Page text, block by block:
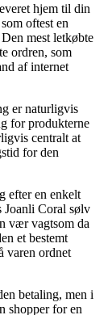
hjem til din
oftest en
mest letkøbte
ordren, som
af internet
er naturligvis
for produkterne
centralt at
for den
efter en enkelt
Joanli Coral sølv
vær vagtsom da
et bestemt
varen ordnet
betaling, men i
shopper for en